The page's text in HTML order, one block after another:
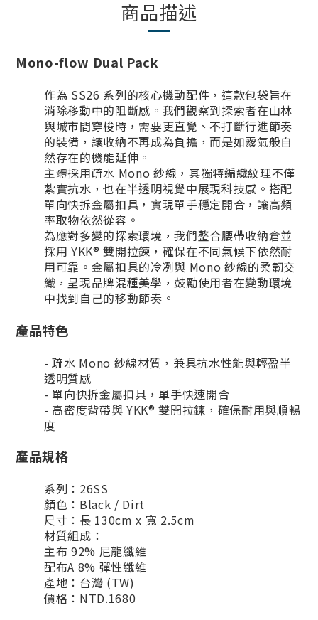
商品描述
Mono-flow Dual Pack
作為 SS26 系列的核心機動配件，這款包袋旨在
消除移動中的阻斷感。我們觀察到探索者在山林
與城市間穿梭時，需要更直覺、不打斷行進節奏
的裝備，讓收納不再成為負擔，而是如霧氣般自
然存在的機能延伸。
主體採用疏水 Mono 紗線，其獨特編織紋理不僅
紮實抗水，也在半透明視覺中展現科技感。搭配
單向快拆金屬扣具，實現單手穩定開合，讓高頻
率取物依然從容。
為應對多變的探索環境，我們整合腰帶收納倉並
採用 YKK® 雙開拉鍊，確保在不同氣候下依然耐
用可靠。金屬扣具的冷冽與 Mono 紗線的柔韌交
織，呈現品牌混種美學，鼓勵使用者在變動環境
中找到自己的移動節奏。
產品特色
- 疏水 Mono 紗線材質，兼具抗水性能與輕盈半
透明質感
- 單向快拆金屬扣具，單手快速開合
- 高密度背帶與 YKK® 雙開拉鍊，確保耐用與順暢
度
產品規格
系列：26SS
顏色：Black / Dirt
尺寸：長 130cm x 寬 2.5cm
材質組成：
主布 92% 尼龍纖維
配布A 8% 彈性纖維
產地：台灣 (TW)
價格：NTD.1680